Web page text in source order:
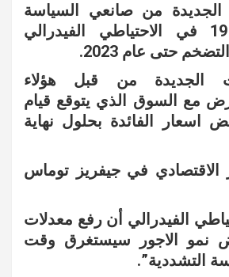
الجديدة من صانعي السياسة
البالغ عددهم 19 في الاحتياطي الفيدرالي
حتى عام 2023.
الجديدة من قبل هؤلاء
مع السوق الذي يتوقع قيام
اسعار الفائدة بحلول نهاية
الاقتصادي في جيفريز توماس
الفيدرالي أن رفع معدلات
نمو الاجور سيستغرق وقت
التشددية”.